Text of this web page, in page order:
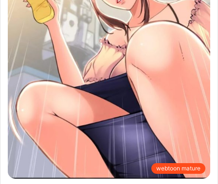
webtoon mature